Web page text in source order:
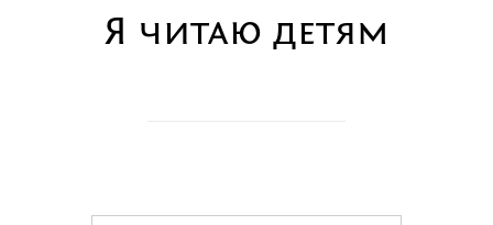
Я читаю детям